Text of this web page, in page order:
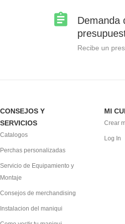
Demanda
Recibe un
CONSEJOS Y
SERVICIOS
Catalogos
Perchas personalizadas
Servicio de Equipamiento y
Montaje
Consejos de merchandising
Instalacion del maniqui
MI
Crear
Log In